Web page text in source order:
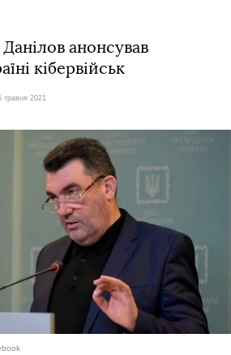
анонсував
кібервійськ
травня 2021